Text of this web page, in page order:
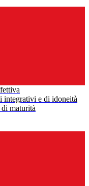
integrativi e di idoneità
maturità